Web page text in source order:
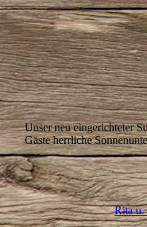
IMG_0451
IMG_0469
IMG_9844
IMG_0472
Unser neu eingerichteter
Gäste herrliche
Rita u.